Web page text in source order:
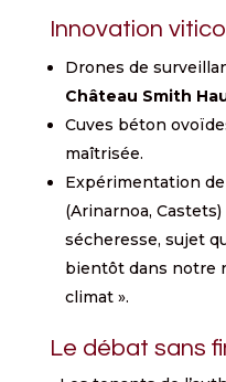
Innovation
Drones de
Château Smith
Cuves béton
maîtrisée.
Expérimentation
(Arinarnoa,
sécheresse, sujet
bientôt dans notre
climat ».
Le débat sans